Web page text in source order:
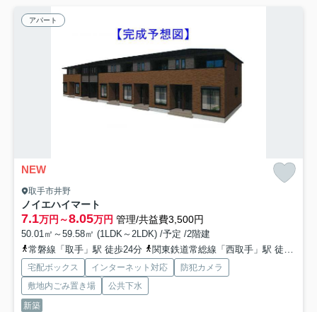
アパート
NEW
取手市井野
ノイエハイマート
7.1万円～8.05万円 管理/共益費3,500円
50.01㎡～59.58㎡ (1LDK～2LDK) /予定 /2階建
常磐線「取手」駅 徒歩24分
関東鉄道常総線「西取手」駅 徒歩38分
宅配ボックス インターネット対応
防犯カメラ
敷地内ごみ置き場
公共下水
新築